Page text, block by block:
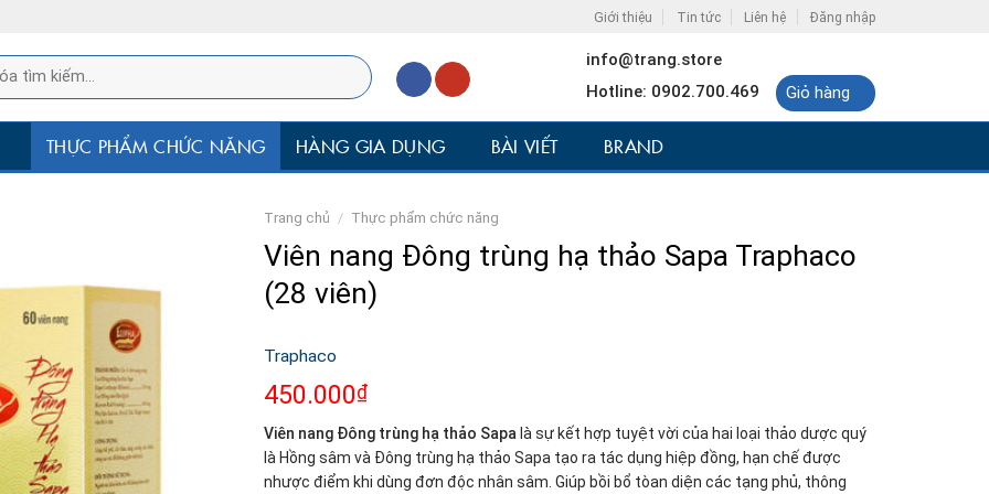
Giới thiệu Tin tức Liên hệ Đăng nhập
info@trang.store
Hotline: 0902.700.469
Giỏ hàng
THỰC PHẨM CHỨC NĂNG HÀNG GIA DỤNG BÀI VIẾT BRAND
Trang chủ / Thực phẩm chức năng
Viên nang Đông trùng hạ thảo Sapa Traphaco
(28 viên)
Traphaco
450.000₫
Viên nang Đông trùng hạ thảo Sapa là sự kết hợp tuyệt vời của hai loại thảo dược quý
là Hồng sâm và Đông trùng hạ thảo Sapa tạo ra tác dụng hiệp đồng, hạn chế được
nhược điểm khi dùng đơn độc nhân sâm. Giúp bồi bổ tòan diện các tạng phủ, thông